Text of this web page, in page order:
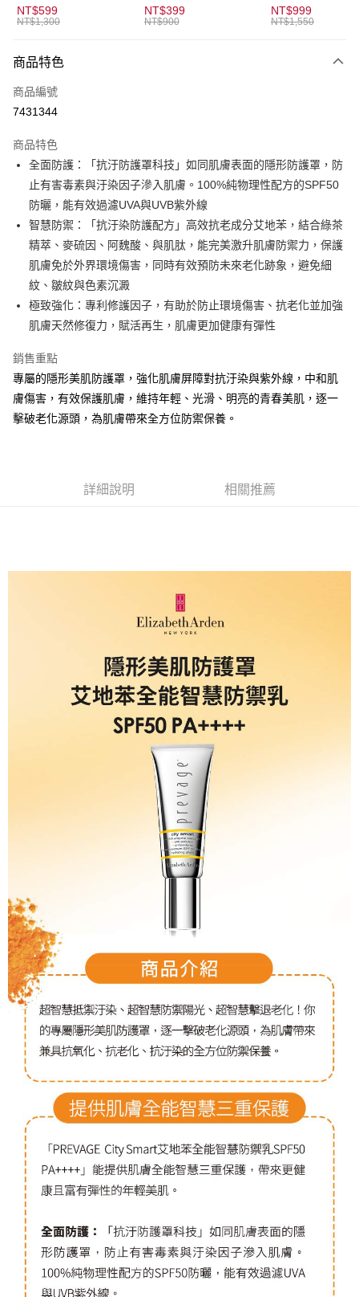
元大商業銀行
台灣樂天信用卡公司
悠遊付
全盈+PAY
AFTEE先享後付
便利好安心！
１．簡單：不需註冊會員、不需綁卡、不需儲值。
２．便利：只要手機號碼，簡訊認證，即可結帳。
３．安心：先確認商品／服務後，再付款。
【「AFTEE先享後付」結帳流程】
１．於結帳方式選擇「AFTEE先享後付」後，將跳轉至「AFTEE先享後付」
結帳頁面，進行簡訊認證並確認金額後，即可完成結帳。
２．訂單成立數日內，您將收到繳費通知簡訊。
３．收到繳費通知簡訊後14天內，點擊此簡訊中的連結，可透過四大超商／
※ 請注意：結帳手續完成當下不需立刻繳費，但若您需要取消訂單，請聯絡
購買商品的店家。未經商家同意取消之訂單仍視為有效，需透過AFTEE先享
※ 交易是否成功請以「AFTEE先享後付 」之結帳頁面顯示為準，若有關於
是否繳費成功／繳費後需取消欲退款等相關疑問，請聯繫「AFTEE先享後付
客戶支援中心」https://netprotections.freshdesk.com/support/home
【注意事項】
１．透過由恩沛科技股份有限公司提供之「AFTEE先享後付」服務完成之交
https://aftee.tw/terms/#terms3
３．未成年的使用者請事先徵得法定代理人或監護人之同意方可使用
請求用戶進行身份認證。
恩沛科技股份有限公司將有權停止該用戶之使用額度並採取法律行動。
運送方式
全家取貨付款
每筆NT$80，滿NT$1,500(含以上)免運費
付款後全家取貨
每筆NT$80，滿NT$1,500(含以上)免運費
萊爾富取貨付款
每筆NT$80，滿NT$1,500(含以上)免運費
付款後萊爾富取貨
每筆NT$80，滿NT$1,500(含以上)免運費
7-11取貨付款
每筆NT$80，滿NT$1,500(含以上)免運費
NT$599
NT$1,300
NT$399
NT$900
NT$999
NT$1,550
商品特色
商品編號
7431344
商品特色
全面防護：「抗汙防護罩科技」如同肌膚表面的隱形防護罩，防
止有害毒素與汙染因子滲入肌膚。100%純物理性配方的SPF50
防曬，能有效過濾UVA與UVB紫外線
智慧防禦：「抗汙染防護配方」高效抗老成分艾地苯，結合綠茶
精萃、麥硫因、阿魏酸、與肌肽，能完美激升肌膚防禦力，保護
肌膚免於外界環境傷害，同時有效預防未來老化跡象，避免細
紋、皺紋與色素沉澱
極致強化：專利修護因子，有助於防止環境傷害、抗老化並加強
肌膚天然修復力，賦活再生，肌膚更加健康有彈性
銷售重點
專屬的隱形美肌防護罩，強化肌膚屏障對抗汙染與紫外線，中和肌
膚傷害，有效保護肌膚，維持年輕、光滑、明亮的青春美肌，逐一
擊破老化源頭，為肌膚帶來全方位防禦保養。
詳細說明 相關推薦